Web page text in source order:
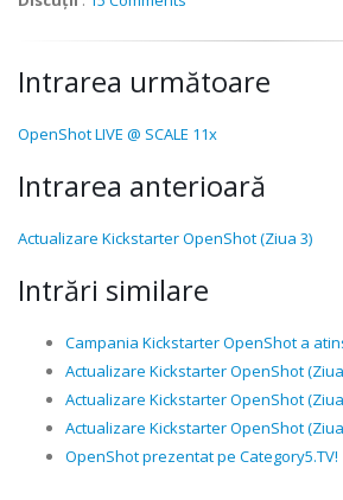
Intrarea următoare
OpenShot LIVE @ SCALE 11x
Intrarea anterioară
Actualizare Kickstarter OpenShot (Ziua 3)
Intrări similare
Campania Kickstarter OpenShot a
Actualizare Kickstarter OpenShot
Actualizare Kickstarter OpenShot
Actualizare Kickstarter OpenShot
OpenShot prezentat pe Category5.TV!